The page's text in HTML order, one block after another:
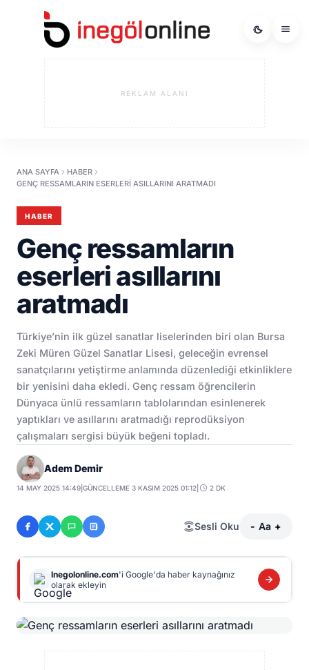
REKLAM ALANI
ANA SAYFA
HABER
GENÇ RESSAMLARIN ESERLERI ASILLARINI ARATMADI
HABER
Genç ressamların
eserleri asıllarını
aratmadı
Türkiye’nin ilk güzel sanatlar liselerinden biri olan Bursa
Zeki Müren Güzel Sanatlar Lisesi, geleceğin evrensel
sanatçılarını yetiştirme anlamında düzenlediği etkinliklere
bir yenisini daha ekledi. Genç ressam öğrencilerin
Dünyaca ünlü ressamların tablolarından esinlenerek
yaptıkları ve asıllarını aratmadığı reprodüksiyon
çalışmaları sergisi büyük beğeni topladı.
Adem Demir
14 MAY 2025 14:49 |GÜNCELLEME 3 KASIM 2025 01:12 2 DK
Sesli Oku - Aa +
Inegolonline.com'i Google'da haber kaynağınız
olarak ekleyin